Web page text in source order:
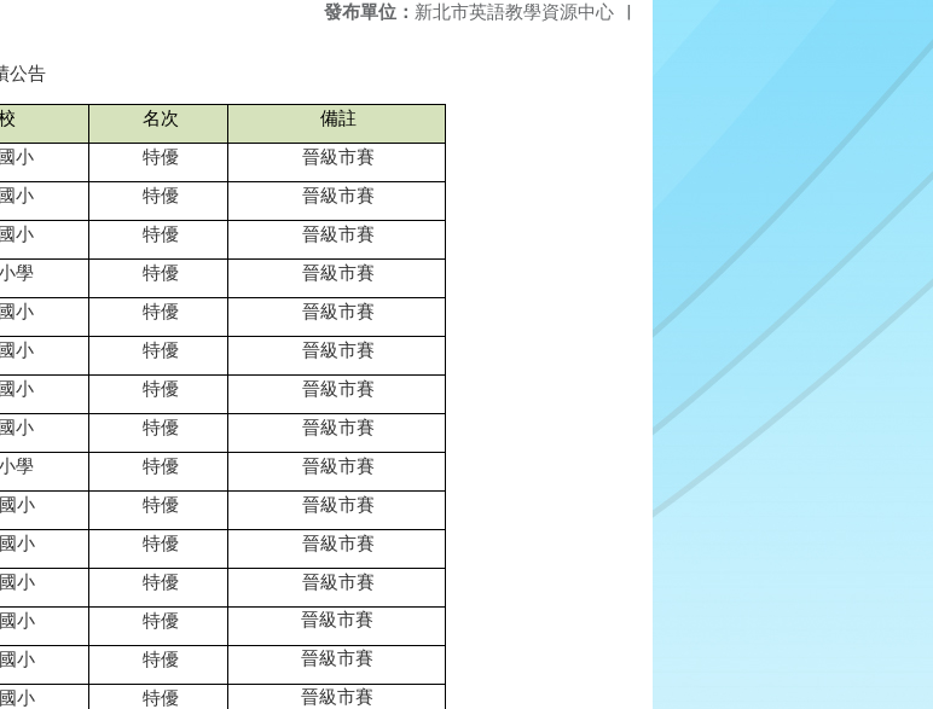
發布單位： 新北市英語教學資源中心 |
公告
名次
備註
小 特優
晉級市賽
小 特優
晉級市賽
小 特優
晉級市賽
學 特優
晉級市賽
小 特優
晉級市賽
小 特優
晉級市賽
小 特優
晉級市賽
小 特優
晉級市賽
學 特優
晉級市賽
小 特優
晉級市賽
小 特優
晉級市賽
小 特優
晉級市賽
小 特優 晉級市賽
小 特優 晉級市賽
小 特優 晉級市賽